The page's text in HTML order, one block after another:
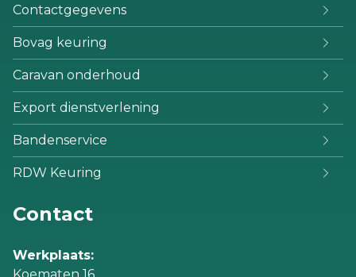
Contactgegevens
Bovag keuring
Caravan onderhoud
Export dienstverlening
Bandenservice
RDW Keuring
Contact
Werkplaats: